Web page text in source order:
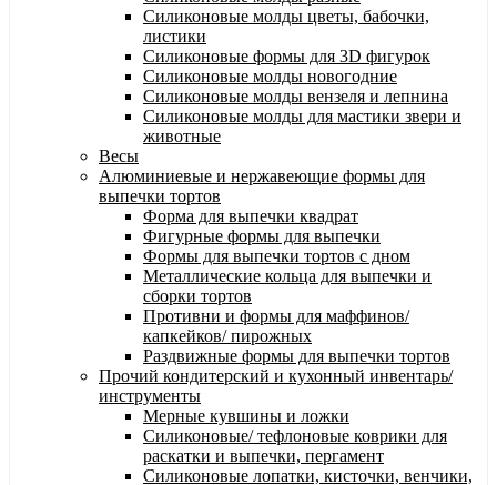
Силиконовые молды цветы, бабочки,
листики
Силиконовые формы для 3D фигурок
Силиконовые молды новогодние
Силиконовые молды вензеля и лепнина
Силиконовые молды для мастики звери и
животные
Весы
Алюминиевые и нержавеющие формы для
выпечки тортов
Форма для выпечки квадрат
Фигурные формы для выпечки
Формы для выпечки тортов с дном
Металлические кольца для выпечки и
сборки тортов
Противни и формы для маффинов/
капкейков/ пирожных
Раздвижные формы для выпечки тортов
Прочий кондитерский и кухонный инвентарь/
инструменты
Мерные кувшины и ложки
Силиконовые/ тефлоновые коврики для
раскатки и выпечки, пергамент
Силиконовые лопатки, кисточки, венчики,